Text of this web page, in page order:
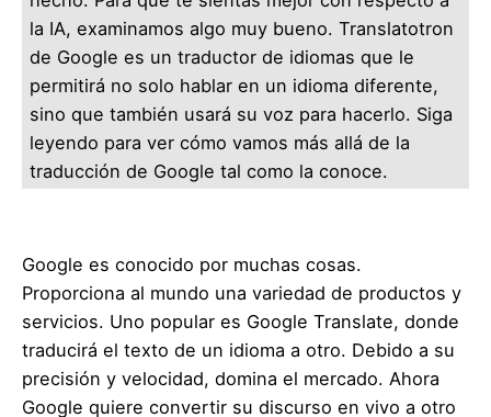
la IA, examinamos algo muy bueno. Translatotron
de Google es un traductor de idiomas que le
permitirá no solo hablar en un idioma diferente,
sino que también usará su voz para hacerlo. Siga
leyendo para ver cómo vamos más allá de la
traducción de Google tal como la conoce.
Google es conocido por muchas cosas.
Proporciona al mundo una variedad de productos y
servicios. Uno popular es Google Translate, donde
traducirá el texto de un idioma a otro. Debido a su
precisión y velocidad, domina el mercado. Ahora
Google quiere convertir su discurso en vivo a otro